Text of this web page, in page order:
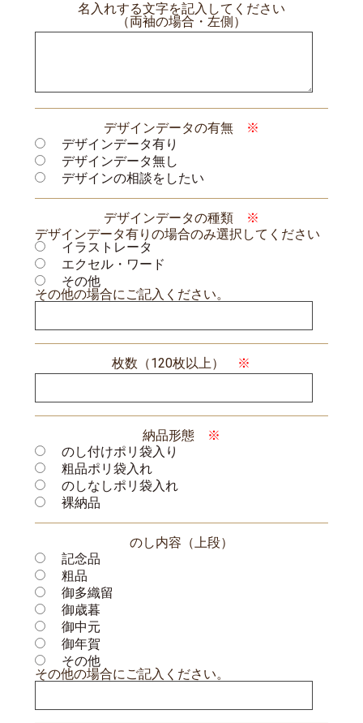
名入れする文字を記入してください
（両袖の場合・左側）
デザインデータの有無
※
デザインデータ有り
デザインデータ無し
デザインの相談をしたい
デザインデータの種類
※
デザインデータ有りの場合のみ選択してください
イラストレータ
エクセル・ワード
その他
その他の場合にご記入ください。
枚数（120枚以上） ※
納品形態
※
のし付けポリ袋入り
粗品ポリ袋入れ
のしなしポリ袋入れ
裸納品
のし内容（上段）
記念品
粗品
御多織留
御歳暮
御中元
御年賀
その他
その他の場合にご記入ください。